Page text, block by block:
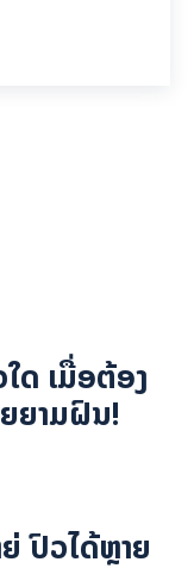
ດ ເມື່ອຕ້ອງ
ຍາມຝົນ!
ປົວໄດ້ຫຼາຍ